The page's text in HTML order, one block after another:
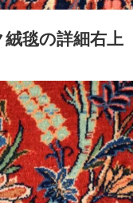
毯の詳細右上